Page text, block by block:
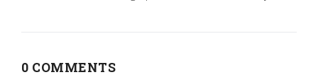
0 COMMENTS